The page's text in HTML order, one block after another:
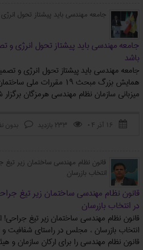
جامعه مهندسی باید پیشتاز تحول
جامعه مهندسی باید پیشتاز تحول انرژی
باشد
جامعه مهندسی باید پیشتاز تحول انرژی و
همایش بزرگ مبحث ۱۹
میزبانی سازمان نظام مهندسی هرمزگان
 ۱۶ آذر ۰۴  233 بازدید  بدون
قانون نظام مهندسی ساختمان زیر
انتخاب بازرسان
قانون نظام مهندسی ساختمان زیر تیغ
در انتخاب بازرسان
قانون نظام مهندسی ساختمان زیر تیغ جراحی!
انتخاب بازرسان ، مجلس در راستای شفافیت و
قانون نظام مهندسی را برای ارکان سازمان و